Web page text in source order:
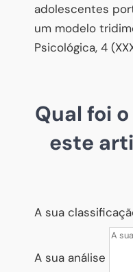
adolescentes
um modelo
Psicológica, 4
Qual foi
este
A sua
A sua análise